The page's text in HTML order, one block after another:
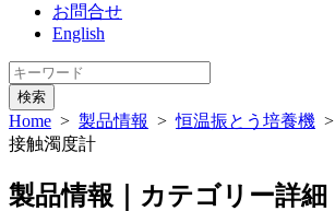
お問合せ
English
検索
Home > 製品情報 >恒温振とう培養機 >
接触濁度計
製品情報｜カテゴリー詳細